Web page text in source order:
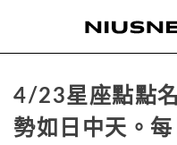
4/23星座點點
勢如日中天。